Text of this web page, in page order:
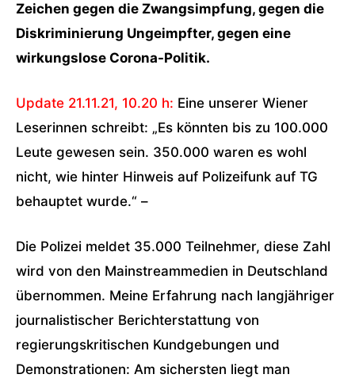
Zeichen gegen die Zwangsimpfung, gegen die
Diskriminierung Ungeimpfter, gegen eine
wirkungslose Corona-Politik.
Update 21.11.21, 10.20 h: Eine unserer Wiener
Leserinnen schreibt: „Es könnten bis zu 100.000
Leute gewesen sein. 350.000 waren es wohl
nicht, wie hinter Hinweis auf Polizeifunk auf TG
behauptet wurde.“ –
Die Polizei meldet 35.000 Teilnehmer, diese Zahl
wird von den Mainstreammedien in Deutschland
übernommen. Meine Erfahrung nach langjähriger
journalistischer Berichterstattung von
regierungskritischen Kundgebungen und
Demonstrationen: Am sichersten liegt man